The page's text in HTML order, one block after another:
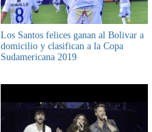
Los Santos felices ganan al Bolivar a
domicilio y clasifican a la Copa
Sudamericana 2019